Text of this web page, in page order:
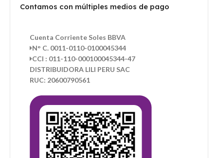
Contamos con múltiples medios de pago
Cuenta Corriente Soles BBVA
N° C. 0011-0110-0100045344
CCI : 011-110-000100045344-47
DISTRIBUIDORA LILI PERU SAC
RUC: 20600790561